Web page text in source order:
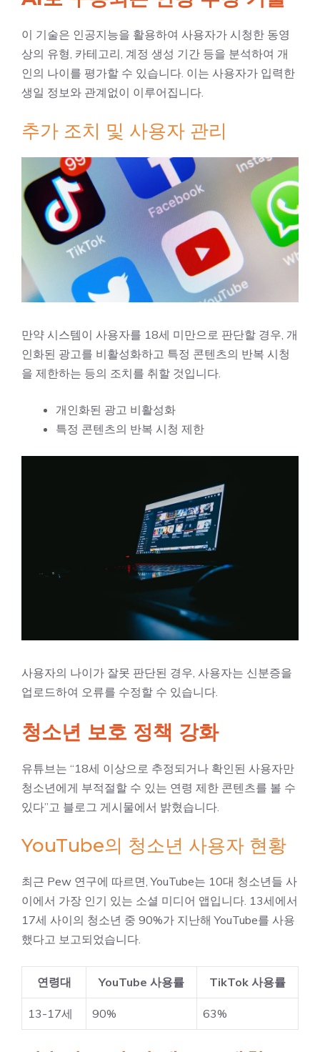
이 기술은 인공지능을 활용하여 사용자가 시청한 동영
상의 유형, 카테고리, 계정 생성 기간 등을 분석하여 개
인의 나이를 평가할 수 있습니다. 이는 사용자가 입력한
생일 정보와 관계없이 이루어집니다.
추가 조치 및 사용자 관리
만약 시스템이 사용자를 18세 미만으로 판단할 경우, 개
인화된 광고를 비활성화하고 특정 콘텐츠의 반복 시청
을 제한하는 등의 조치를 취할 것입니다.
개인화된 광고 비활성화
특정 콘텐츠의 반복 시청 제한
사용자의 나이가 잘못 판단된 경우, 사용자는 신분증을
업로드하여 오류를 수정할 수 있습니다.
청소년 보호 정책 강화
유튜브는 “18세 이상으로 추정되거나 확인된 사용자만
청소년에게 부적절할 수 있는 연령 제한 콘텐츠를 볼 수
있다”고 블로그 게시물에서 밝혔습니다.
YouTube의 청소년 사용자 현황
최근 Pew 연구에 따르면, YouTube는 10대 청소년들 사
이에서 가장 인기 있는 소셜 미디어 앱입니다. 13세에서
17세 사이의 청소년 중 90%가 지난해 YouTube를 사용
했다고 보고되었습니다.
연령대 YouTube 사용률 TikTok 사용률
13-17세 90% 63%